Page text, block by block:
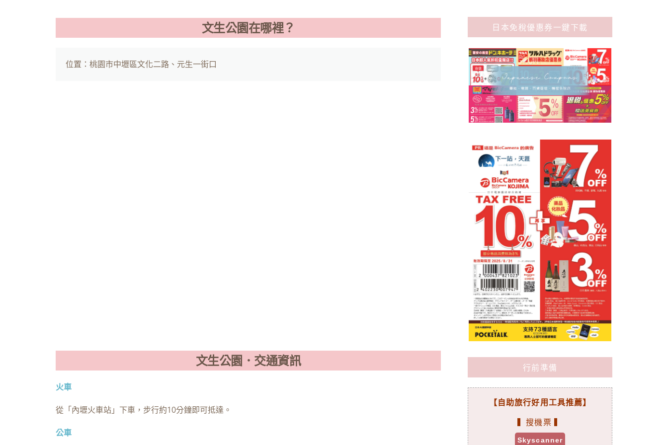
文生公園在哪裡？
位置：桃園市中壢區文化二路、元生一街口
文生公園．交通資訊
火車
從「內壢火車站」下車，步行約10分鐘即可抵達。
公車
日本免稅優惠券一鍵下載
行前準備
【自助旅行好用工具推薦】
▍搜機票 ▍
Skyscanner